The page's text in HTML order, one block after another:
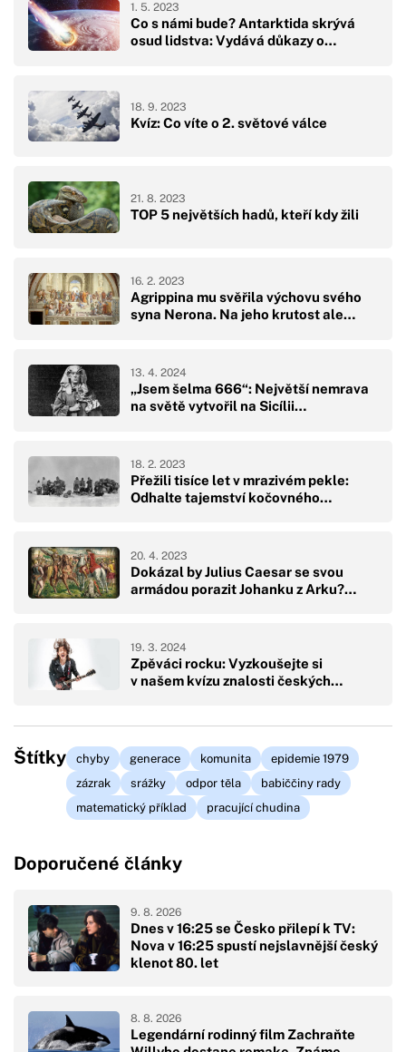
Co s námi bude? Antarktida skrývá
osud lidstva: Vydává důkazy o…
1. 5. 2023
Kvíz: Co víte o 2. světové válce
18. 9. 2023
TOP 5 největších hadů, kteří kdy žili
21. 8. 2023
Agrippina mu svěřila výchovu svého
syna Nerona. Na jeho krutost ale…
16. 2. 2023
„Jsem šelma 666“: Největší nemrava
na světě vytvořil na Sicílii…
13. 4. 2024
Přežili tisíce let v mrazivém pekle:
Odhalte tajemství kočovného…
18. 2. 2023
Dokázal by Julius Caesar se svou
armádou porazit Johanku z Arku?…
20. 4. 2023
Zpěváci rocku: Vyzkoušejte si
v našem kvízu znalosti českých…
19. 3. 2024
Štítky chyby generace komunita
epidemie 1979
zázrak
srážky odpor těla
babiččiny rady
matematický příklad
pracující chudina
Doporučené články
Dnes v 16:25 se Česko přilepí k TV:
Nova v 16:25 spustí nejslavnější český
klenot 80. let
9. 8. 2026
Legendární rodinný film Zachraňte
8. 8. 2026